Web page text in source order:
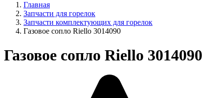
Главная
Запчасти для горелок
Запчасти комплектующих для горелок
Газовое сопло Riello 3014090
Газовое сопло Riello 3014090